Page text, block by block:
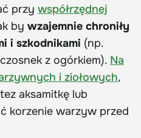
przy współrzędnej
by wzajemnie chroniły
i szkodnikami (np.
z ogórkiem). Na
i ziołowych,
aksamitkę lub
korzenie warzyw przed